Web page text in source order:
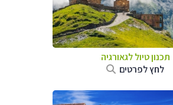
תכנון טיול לגאורגיה
לחץ לפרטים